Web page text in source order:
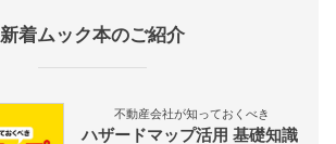
新着ムック本のご紹介
不動産会社が知っておくべき
ハザードマップ活用 基礎知識